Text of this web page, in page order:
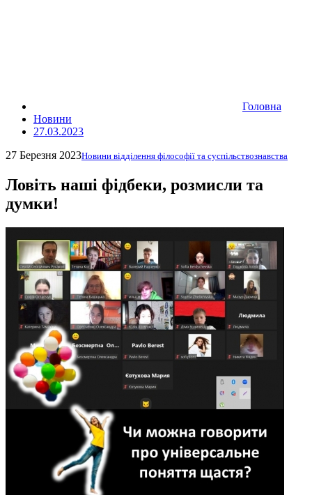
Головна
Новини
27.03.2023
27 Березня 2023Новини відділення філософії та суспільствознавства
Ловіть наші фідбеки, розмисли та
думки!